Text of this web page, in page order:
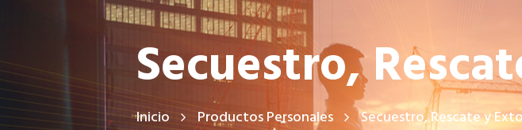
Secuestro,
Inicio Productos Personales Secuestro, Rescate y